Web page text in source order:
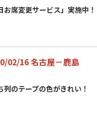
お席変更サービス」実施中！
02/16 名古屋－鹿島
列のテープの色がきれい！